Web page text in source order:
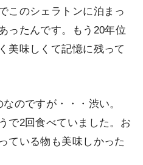
このシェラトンに泊まっ
ったんです。もう20年位
美味しくて記憶に残って
のですが・・・渋い。
で2回食べていました。お
ている物も美味しかった